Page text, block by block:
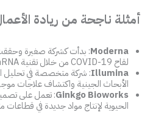
أمثلة ناجحة من ريادة
Moderna: بدأت كشركة صغيرة
لقاح COVID-19 من خلال تقنية mRNA.
Illumina: شركة متخصصة في تحليل
الأبحاث الجينية واكتشاف علاجات
Ginkgo Bioworks: تعمل على
الحيوية لإنتاج مواد جديدة في